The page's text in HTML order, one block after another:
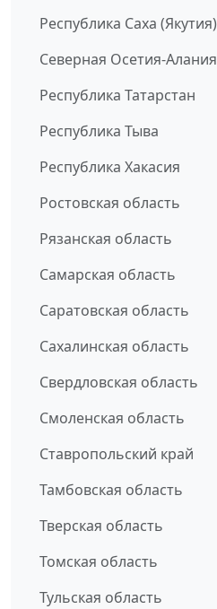
Республика Саха (Якутия)
Северная Осетия-Алания
Республика Татарстан
Республика Тыва
Республика Хакасия
Ростовская область
Рязанская область
Самарская область
Саратовская область
Сахалинская область
Свердловская область
Смоленская область
Ставропольский край
Тамбовская область
Тверская область
Томская область
Тульская область